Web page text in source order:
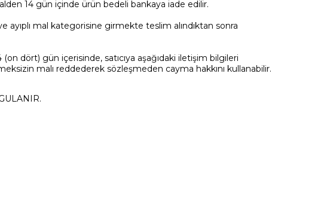
14 gün içinde ürün bedeli bankaya iade edilir.
ayıplı mal kategorisine girmekte teslim alındıktan sonra
dört) gün içerisinde, satıcıya aşağıdaki iletişim bilgileri
malı reddederek sözleşmeden cayma hakkını kullanabilir.